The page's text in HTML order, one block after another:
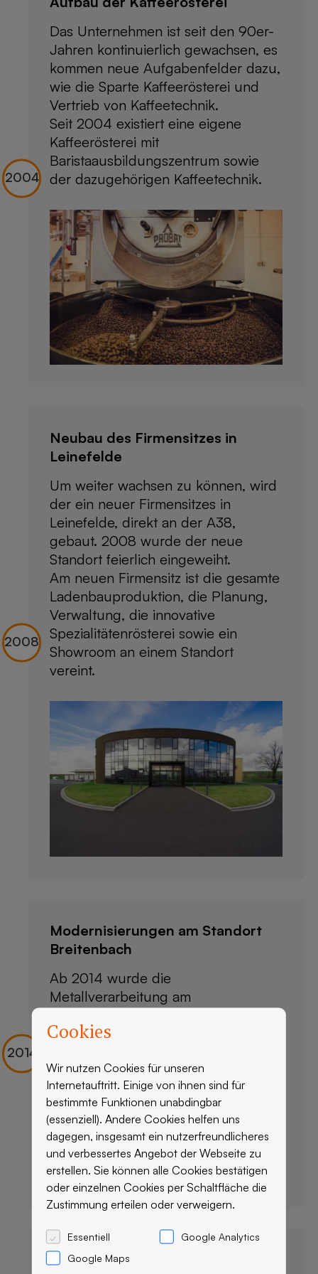
Das Unternehmen ist seit den 90er-
Jahren kontinuierlich gewachsen, es
kommen neue Aufgabenfelder dazu,
wie die Sparte Kaffeerösterei und
Vertrieb von Kaffeetechnik.
Seit 2004 existiert eine eigene
Kaffeerösterei mit
Baristaausbildungszentrum sowie
der dazugehörigen Kaffeetechnik.
Neubau des Firmensitzes in
Leinefelde
Um weiter wachsen zu können, wird
der ein neuer Firmensitzes in
Leinefelde, direkt an der A38,
gebaut. 2008 wurde der neue
Standort feierlich eingeweiht.
Am neuen Firmensitz ist die gesamte
Ladenbauproduktion, die Planung,
Verwaltung, die innovative
Spezialitätenrösterei sowie ein
Showroom an einem Standort
vereint.
Modernisierungen am Standort
Breitenbach
Ab 2014 wurde die
Metallverarbeitung am
erweitert und modernisiert.
Erweiterung des Fuhrparks
Cookies
Wir nutzen Cookies für unseren
Internetauftritt. Einige von ihnen sind für
bestimmte Funktionen unabdingbar
(essenziell). Andere Cookies helfen uns
dagegen, insgesamt ein nutzerfreundlicheres
und verbessertes Angebot der Webseite zu
erstellen. Sie können alle Cookies bestätigen
oder einzelnen Cookies per Schaltfläche die
Zustimmung erteilen oder verweigern.
Essentiell
Google Analytics
Google Maps